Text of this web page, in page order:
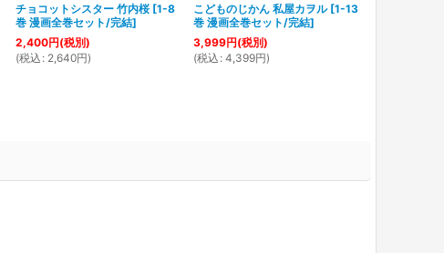
チョコットシスター 竹内桜 [1-8
巻 漫画全巻セット/完結]
2,400円(税別)
(税込 : 2,640円)
こどものじかん 私屋カヲル [1-13
巻 漫画全巻セット/完結]
3,999円(税別)
(税込 : 4,399円)